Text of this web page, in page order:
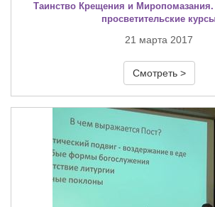
Таинство Крещения и
просветительские
21 марта 2017
Смотреть >